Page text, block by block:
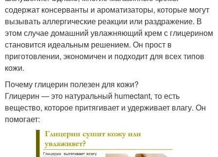
содержат консерванты и ароматизаторы, которые могут
вызывать аллергические реакции или раздражение. В
этом случае домашний увлажняющий крем с глицерином
становится идеальным решением. Он прост в
приготовлении, экономичен и подходит для всех типов
кожи.
Почему глицерин полезен для кожи?
Глицерин — это натуральный humectant, то есть
вещество, которое притягивает и удерживает влагу. Он
помогает: